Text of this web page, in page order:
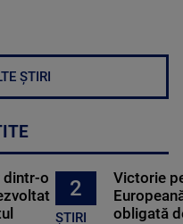
ȘTIRI
dintr-o
2
ȘTIRI
Victorie
obligată